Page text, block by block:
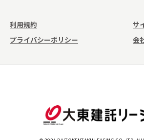
利用規約
サ
プライバシーポリシー
会